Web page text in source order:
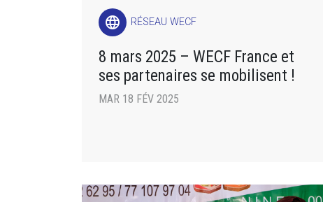
language RÉSEAU WECF
8 mars 2025 – WECF France et
ses partenaires se mobilisent !
MAR 18 FÉV 2025